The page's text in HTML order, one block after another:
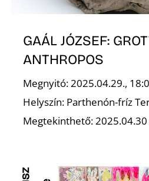
GAÁL JÓZSEF:
ANTHROPOS
Megnyitó: 2025.04.29.,
Helyszín: Parthenón-fríz
Megtekinthető: 2025.04.30